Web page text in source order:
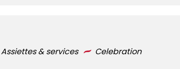
Assiettes & services Celebration